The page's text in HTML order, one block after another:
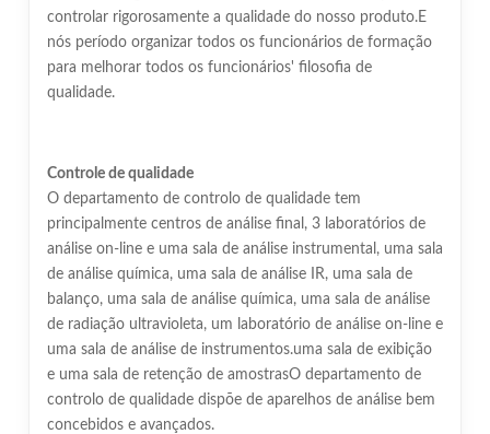
controlar rigorosamente a qualidade do nosso produto.E
nós período organizar todos os funcionários de formação
para melhorar todos os funcionários' filosofia de
qualidade.
Controle de qualidade
O departamento de controlo de qualidade tem
principalmente centros de análise final, 3 laboratórios de
análise on-line e uma sala de análise instrumental, uma sala
de análise química, uma sala de análise IR, uma sala de
balanço, uma sala de análise química, uma sala de análise
de radiação ultravioleta, um laboratório de análise on-line e
uma sala de análise de instrumentos.uma sala de exibição
e uma sala de retenção de amostrasO departamento de
controlo de qualidade dispõe de aparelhos de análise bem
concebidos e avançados.